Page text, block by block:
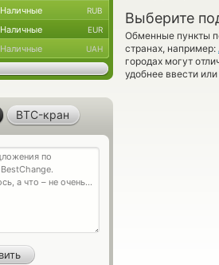
Выберите
Обменные пункты
странах, например:
городах могут
удобнее ввести
Наличные RUB
Наличные EUR
Наличные UAH
BTC-кран